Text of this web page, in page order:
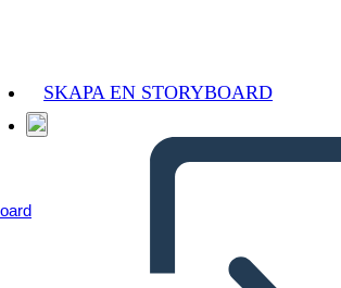
SKAPA EN STORYBOARD